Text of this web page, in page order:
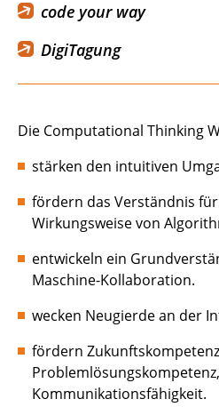
code your way
DigiTagung
Die Computational Thinking
stärken den intuitiven
fördern das Verständnis
Wirkungsweise von
entwickeln ein
Maschine-Kollaboration.
wecken Neugierde an der
fördern
Problemlösungskompetenz,
Kommunikationsfähigkeit.